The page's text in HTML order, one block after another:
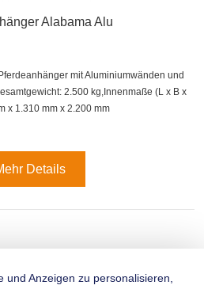
Alabama Alu
mit Aluminiumwänden und
2.500 kg,Innenmaße (L x B x
x 1.310 mm x 2.200 mm
Details
Anzeigen zu personalisieren,